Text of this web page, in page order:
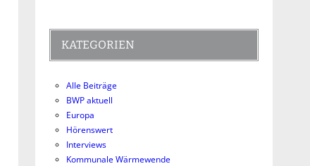
KATEGORIEN
Alle Beiträge
BWP aktuell
Europa
Hörenswert
Interviews
Kommunale Wärmewende